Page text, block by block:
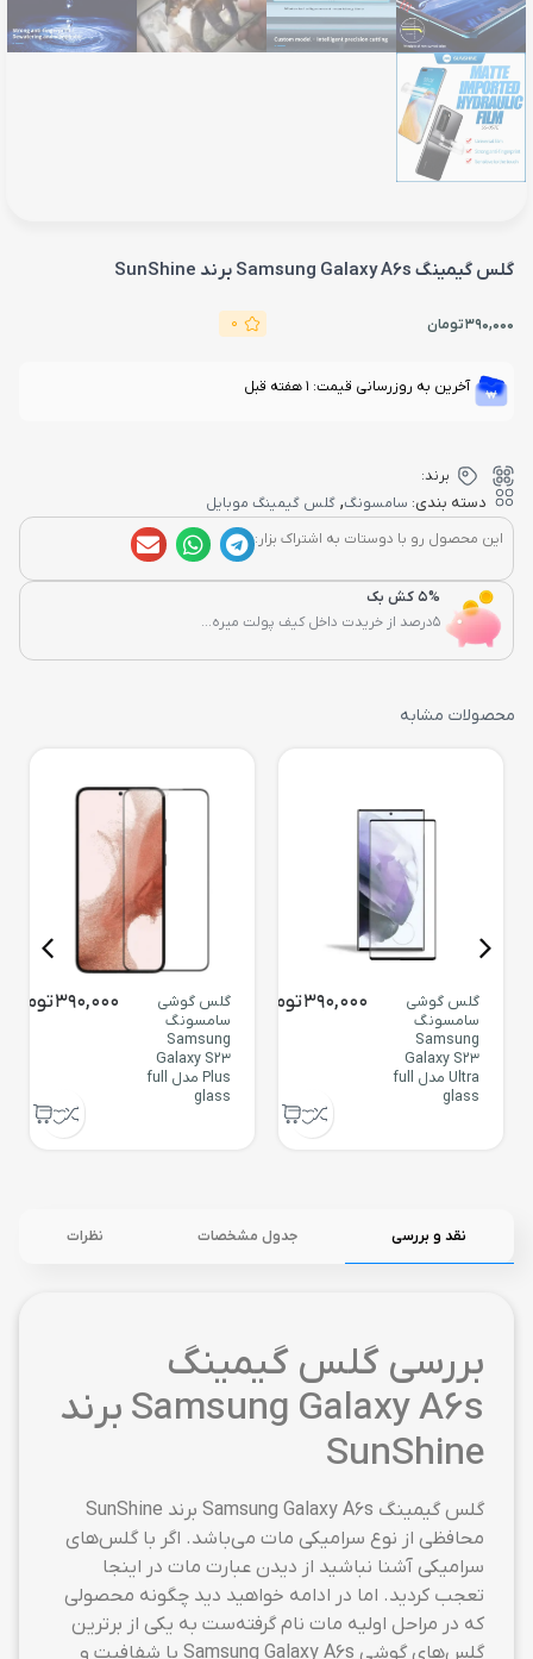
گلس گیمینگ Samsung Galaxy A6s برند SunShine
390,000تومان 0
آخرین به روزرسانی قیمت: 1 هفته قبل
برند:
دسته بندی: سامسونگ, گلس گیمینگ موبایل
این محصول رو با دوستات به اشتراک بزار:
5% کش بک
5درصد از خریدت داخل کیف پولت میره...
محصولات مشابه
گلس گوشی
سامسونگ
Samsung
Galaxy S23
Ultra مدل full
glass
390,000تومان
گلس گوشی
سامسونگ
Samsung
Galaxy S23
Plus مدل full
glass
390,000تومان
نقد و بررسی جدول مشخصات نظرات
بررسی گلس گیمینگ
Samsung Galaxy A6s برند
SunShine
محافظی از نوع سرامیکی مات می‌باشد. اگر با گلس‌های
سرامیکی آشنا نباشید از دیدن عبارت مات در اینجا
تعجب کردید. اما در ادامه خواهید دید چگونه محصولی
که در مراحل اولیه مات نام گرفته‌ست به یکی از برترین
گلس‌های گوشی Samsung Galaxy A6s با شفافیت و